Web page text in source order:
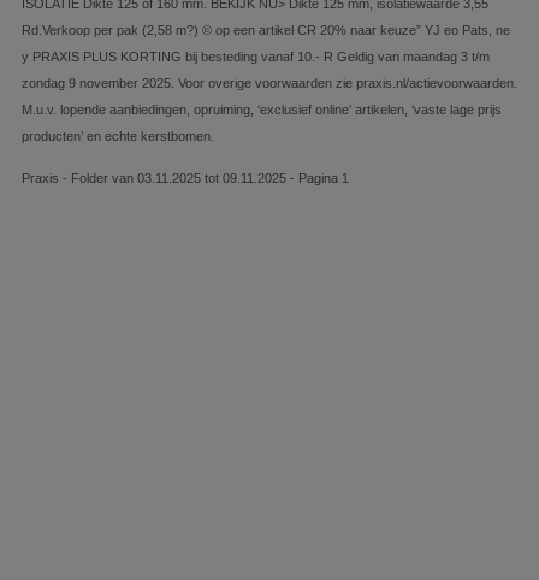
ISOLATIE Dikte 125 of 160 mm. BEKIJK NU> Dikte 125 mm, isolatiewaarde 3,55
Rd.Verkoop per pak (2,58 m?) © op een artikel CR 20% naar keuze” YJ eo Pats, ne
y PRAXIS PLUS KORTING bij besteding vanaf 10.- R Geldig van maandag 3 t/m
zondag 9 november 2025. Voor overige voorwaarden zie praxis.nl/actievoorwaarden.
M.u.v. lopende aanbiedingen, opruiming, ‘exclusief online’ artikelen, ‘vaste lage prijs
producten’ en echte kerstbomen.
Praxis - Folder van 03.11.2025 tot 09.11.2025 - Pagina 1